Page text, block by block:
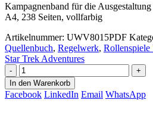
Kampagnenband für die
A4, 238 Seiten, vollfarbig
Artikelnummer: UWV8015PDF
Quellenbuch, Regelwerk,
Star Trek Adventures
-
+
In den Warenkorb
Facebook LinkedIn Email WhatsApp